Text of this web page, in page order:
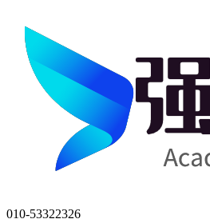
010-53322326